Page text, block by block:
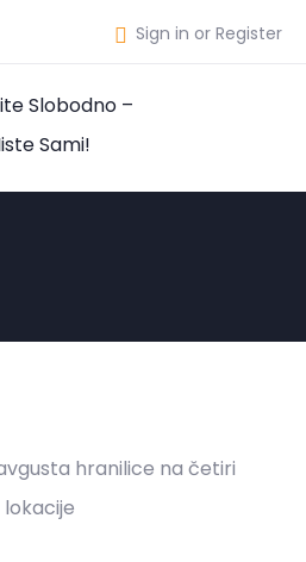
Sign in or Register